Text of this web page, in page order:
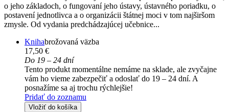
o jeho základoch, o fungovaní jeho ústavy, ústavného poriadku, o
postavení jednotlivca a o organizácii štátnej moci v tom najširšom
zmysle. Od vydania predchádzajúcej učebnice...
Knihabrožovaná väzba
17,50 €
Do 19 – 24 dní
Tento produkt momentálne nemáme na sklade, ale zvyčajne
vám ho vieme zabezpečiť a odoslať do 19 – 24 dní. A
posnažíme sa aj trochu rýchlejšie!
Pridať do zoznamu
Vložiť do košíka